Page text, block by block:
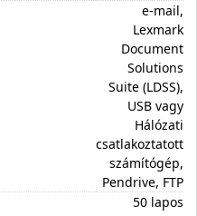
e-mail,
Lexmark
Document
Solutions
Suite (LDSS),
USB vagy
Hálózati
csatlakoztatott
számítógép,
Pendrive, FTP
50 lapos